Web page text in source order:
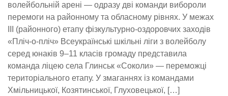
волейбольній арені — одразу дві команди вибороли
перемоги на районному та обласному рівнях. У межах
ІІІ (районного) етапу фізкультурно-оздоровчих заходів
«Пліч-о-пліч» Всеукраїнські шкільні ліги з волейболу
серед юнаків 9–11 класів громаду представила
команда ліцею села Глинськ «Соколи» — переможці
територіального етапу. У змаганнях із командами
Хмільницької, Козятинської, Глуховецької, […]